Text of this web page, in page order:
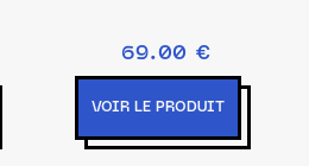
69.00 €
VOIR LE PRODUIT